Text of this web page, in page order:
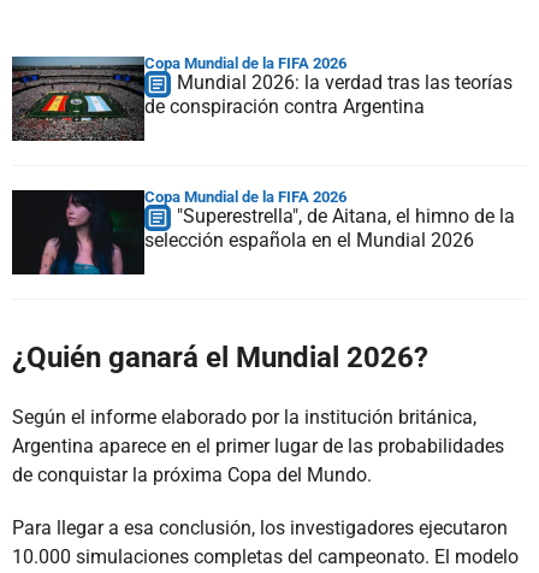
Copa Mundial de la FIFA 2026
Mundial 2026: la verdad tras las teorías
de conspiración contra Argentina
Copa Mundial de la FIFA 2026
"Superestrella", de Aitana, el himno de la
selección española en el Mundial 2026
¿Quién ganará el Mundial 2026?
Según el informe elaborado por la institución británica,
Argentina aparece en el primer lugar de las probabilidades
de conquistar la próxima Copa del Mundo.
Para llegar a esa conclusión, los investigadores ejecutaron
10.000 simulaciones completas del campeonato. El modelo